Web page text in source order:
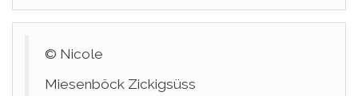
© Nicole
Miesenböck Zickigsüss